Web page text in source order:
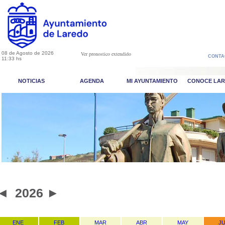
08 de Agosto de 2026
11:33 hs
Ver pronostico extendido
NOTICIAS AGENDA MI AYUNTAMIENTO CONOCE
2026 ►
ENE FEB MAR ABR MAY